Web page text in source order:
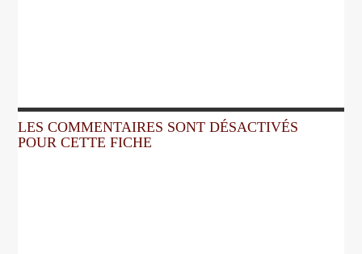
LES COMMENTAIRES SONT DÉSACTIVÉS
POUR CETTE FICHE